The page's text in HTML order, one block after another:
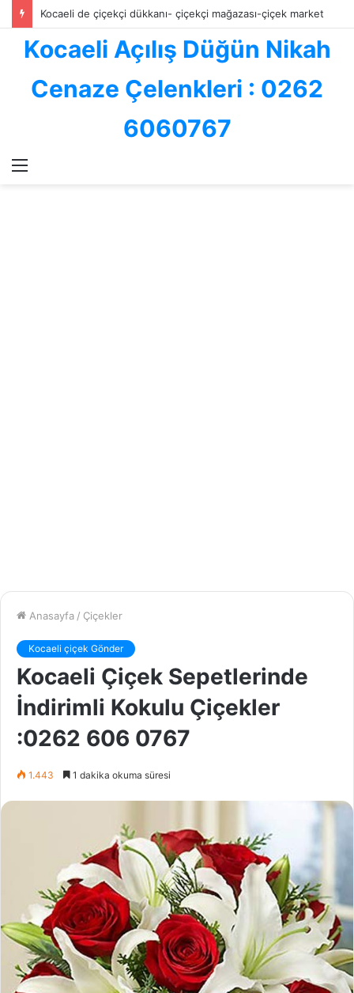
Kocaeli de çiçekçi dükkanı- çiçekçi mağazası-çiçek market
Kocaeli Açılış Düğün Nikah
Cenaze Çelenkleri : 0262
6060767
Anasayfa / Çiçekler
Kocaeli çiçek Gönder
Kocaeli Çiçek Sepetlerinde
İndirimli Kokulu Çiçekler
:0262 606 0767
1.443 1 dakika okuma süresi